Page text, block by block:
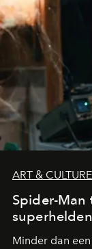
ART & CULTURE
Spider-Man
Minder dan